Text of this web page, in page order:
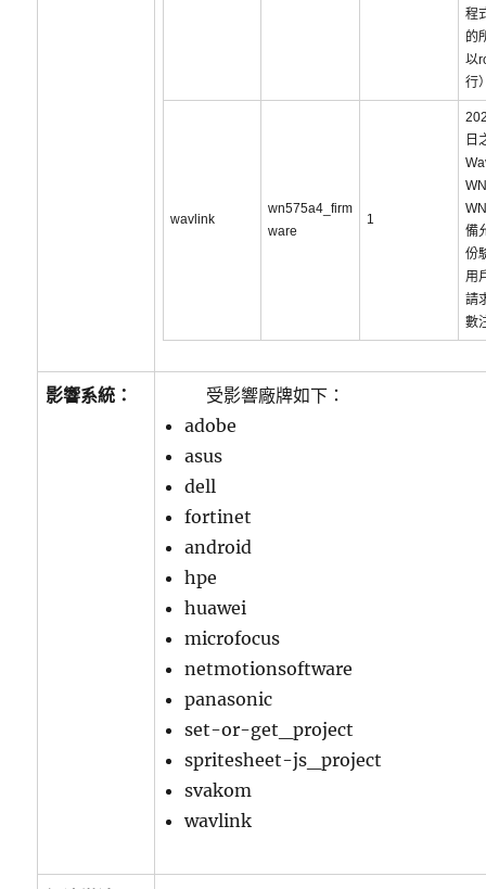
程
的
以
行
wavlink
wn575a4_firm
ware
1
日
備
份
用
請
數
影響系統：
受影響廠牌如下：
adobe
asus
dell
fortinet
android
hpe
huawei
microfocus
netmotionsoftware
panasonic
set-or-get_project
spritesheet-js_project
svakom
wavlink